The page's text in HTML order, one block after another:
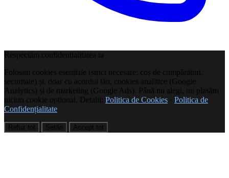
Respectăm confidențialitatea ta
Folosim cookies esențiale (strict necesare: coș de cumpărături,
securitate) și, doar cu acordul tău, cookies analitice (Google
Analytics) și de marketing (Google Ads). Până nu alegi, nu plasăm
niciun cookie opțional. Detalii: Politica de Cookies · Politica de
Confidențialitate
Refuz tot Setări Accept tot